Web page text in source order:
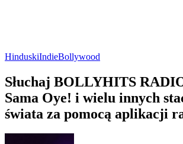
HinduskiIndieBollywood
Słuchaj BOLLYHITS
Sama Oye! i wielu innych
świata za pomocą aplikacji